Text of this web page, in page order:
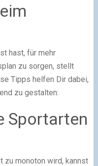
hast, für mehr
zu sorgen, stellt
Tipps helfen Dir dabei,
zu gestalten:
Sportarten
zu monoton wird, kannst